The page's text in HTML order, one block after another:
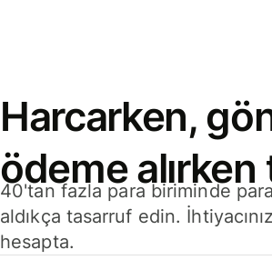
Harcarken,
ödeme
40'tan fazla para biriminde
aldıkça tasarruf edin.
hesapta.